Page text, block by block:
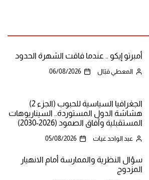
أمبرتو إيكو .. عندما فاقت الشهرة الحدود
المعطي قبّال 06/08/2026
الجغرافيا السياسية للحبوب (الجزء 2)
هشاشة الدول المستوردة.. السيناريوهات
المستقبلية وآفاق الصمود (2026-2030)
عبد الواحد غيات 05/08/2026
سؤال النظرية والممارسة أمام الانهيار
المزدوج